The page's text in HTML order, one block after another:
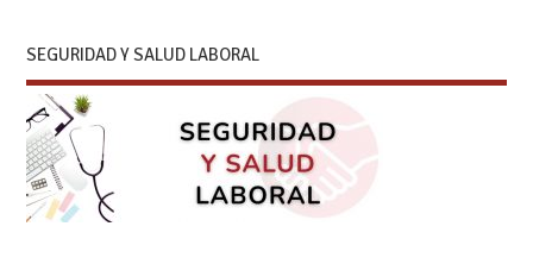
SEGURIDAD Y SALUD LABORAL